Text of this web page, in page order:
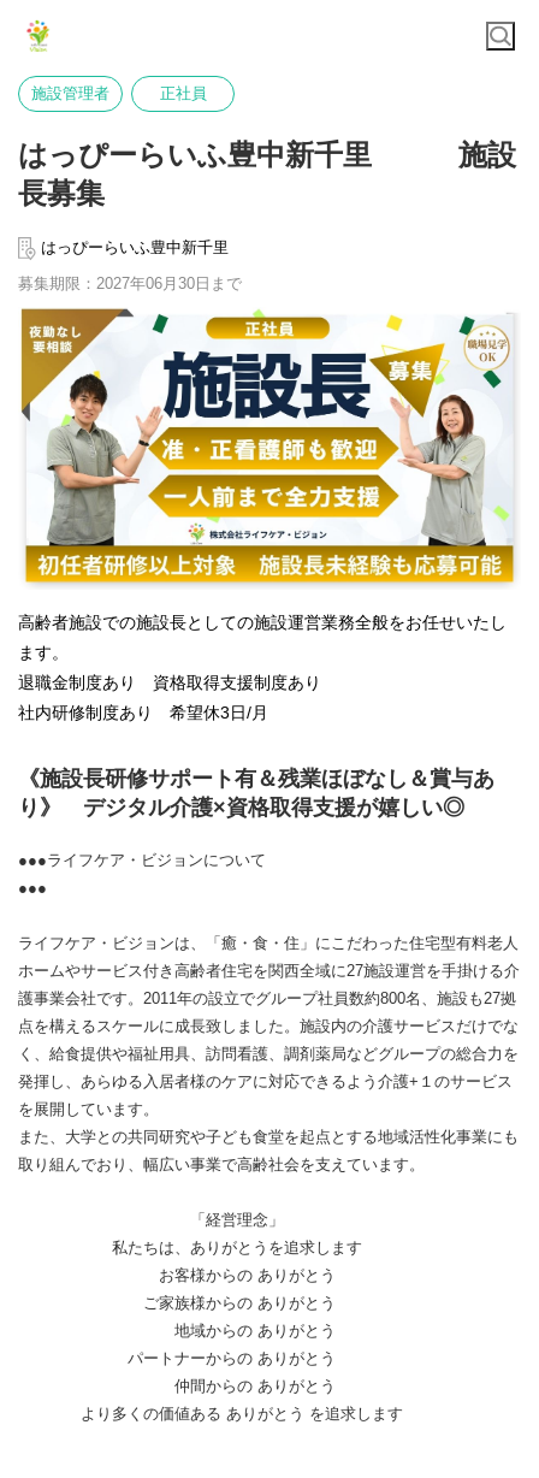
施設管理者 正社員
はっぴーらいふ豊中新千里 施設
長募集
はっぴーらいふ豊中新千里
募集期限：2027年06月30日まで
高齢者施設での施設長としての施設運営業務全般をお任せいたし
ます。
退職金制度あり 資格取得支援制度あり
社内研修制度あり 希望休3日/月
《施設長研修サポート有＆残業ほぼなし＆賞与あ
り》 デジタル介護×資格取得支援が嬉しい◎
●●●ライフケア・ビジョンについて
●●●
ライフケア・ビジョンは、「癒・食・住」にこだわった住宅型有料老人
ホームやサービス付き高齢者住宅を関西全域に27施設運営を手掛ける介
護事業会社です。2011年の設立でグループ社員数約800名、施設も27拠
点を構えるスケールに成長致しました。施設内の介護サービスだけでな
く、給食提供や福祉用具、訪問看護、調剤薬局などグループの総合力を
発揮し、あらゆる入居者様のケアに対応できるよう介護+１のサービス
を展開しています。
また、大学との共同研究や子ども食堂を起点とする地域活性化事業にも
取り組んでおり、幅広い事業で高齢社会を支えています。
「経営理念」
私たちは、ありがとうを追求します
お客様からの ありがとう
ご家族様からの ありがとう
地域からの ありがとう
パートナーからの ありがとう
仲間からの ありがとう
より多くの価値ある ありがとう を追求します